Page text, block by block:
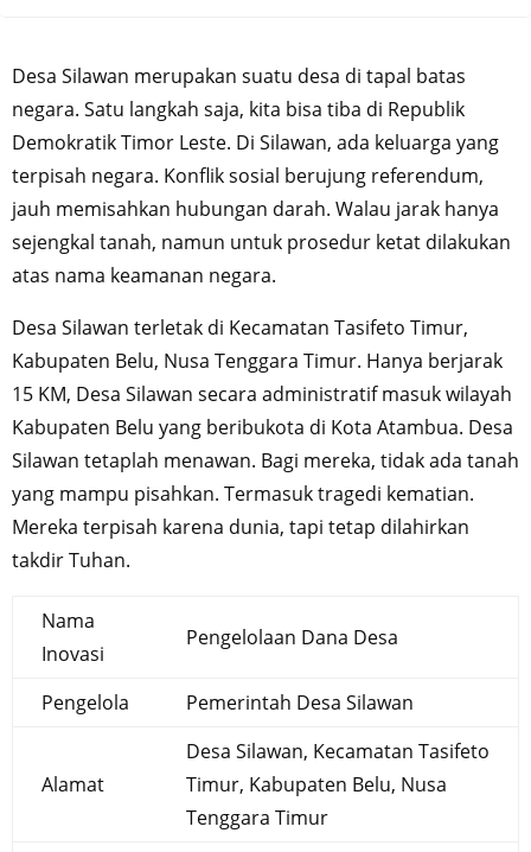
Desa Silawan merupakan suatu desa di tapal batas
negara. Satu langkah saja, kita bisa tiba di Republik
Demokratik Timor Leste. Di Silawan, ada keluarga yang
terpisah negara. Konflik sosial berujung referendum,
jauh memisahkan hubungan darah. Walau jarak hanya
sejengkal tanah, namun untuk prosedur ketat dilakukan
atas nama keamanan negara.
Desa Silawan terletak di Kecamatan Tasifeto Timur,
Kabupaten Belu, Nusa Tenggara Timur. Hanya berjarak
15 KM, Desa Silawan secara administratif masuk wilayah
Kabupaten Belu yang beribukota di Kota Atambua. Desa
Silawan tetaplah menawan. Bagi mereka, tidak ada tanah
yang mampu pisahkan. Termasuk tragedi kematian.
Mereka terpisah karena dunia, tapi tetap dilahirkan
takdir Tuhan.
Nama
Inovasi
Pengelolaan Dana Desa
Pengelola Pemerintah Desa Silawan
Alamat
Desa Silawan, Kecamatan Tasifeto
Timur, Kabupaten Belu, Nusa
Tenggara Timur